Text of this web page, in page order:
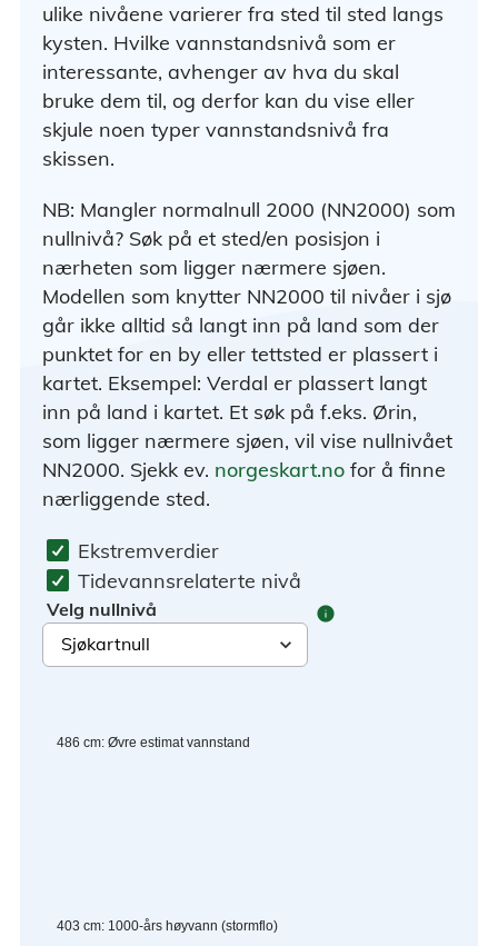
ulike nivåene varierer fra sted til sted langs
kysten. Hvilke vannstandsnivå som er
interessante, avhenger av hva du skal
bruke dem til, og derfor kan du vise eller
skjule noen typer vannstandsnivå fra
skissen.
NB: Mangler normalnull 2000 (NN2000) som
nullnivå? Søk på et sted/en posisjon i
nærheten som ligger nærmere sjøen.
Modellen som knytter NN2000 til nivåer i sjø
går ikke alltid så langt inn på land som der
punktet for en by eller tettsted er plassert i
kartet. Eksempel: Verdal er plassert langt
inn på land i kartet. Et søk på f.eks. Ørin,
som ligger nærmere sjøen, vil vise nullnivået
NN2000. Sjekk ev. norgeskart.no for å finne
nærliggende sted.
Ekstremverdier
Tidevannsrelaterte nivå
Velg nullnivå info
486 cm: Øvre estimat vannstand
403 cm: 1000-års høyvann (stormflo)